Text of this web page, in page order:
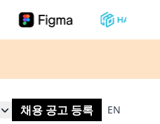
채용 공고 등록 EN